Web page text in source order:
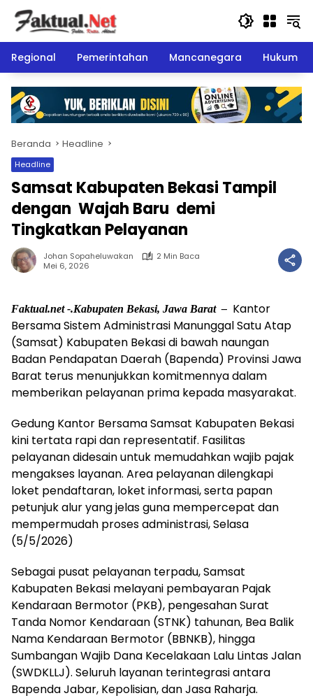
Langsung
konten
Regional
Pemerintahan Mancanegara Hukum
Beranda Headline
Headline
Samsat Kabupaten Bekasi Tampil
dengan Wajah Baru demi
Tingkatkan Pelayanan
Johan Sopaheluwakan
2 Min Baca
Mei 6, 2026
Faktual.net -.Kabupaten Bekasi, Jawa Barat – Kantor
Bersama Sistem Administrasi Manunggal Satu Atap
(Samsat) Kabupaten Bekasi di bawah naungan
Badan Pendapatan Daerah (Bapenda) Provinsi Jawa
Barat terus menunjukkan komitmennya dalam
memberikan pelayanan prima kepada masyarakat.
Gedung Kantor Bersama Samsat Kabupaten Bekasi
kini tertata rapi dan representatif. Fasilitas
pelayanan didesain untuk memudahkan wajib pajak
mengakses layanan. Area pelayanan dilengkapi
loket pendaftaran, loket informasi, serta papan
petunjuk alur yang jelas guna mempercepat dan
mempermudah proses administrasi, Selasa
(5/5/2026)
Sebagai pusat pelayanan terpadu, Samsat
Kabupaten Bekasi melayani pembayaran Pajak
Kendaraan Bermotor (PKB), pengesahan Surat
Tanda Nomor Kendaraan (STNK) tahunan, Bea Balik
Nama Kendaraan Bermotor (BBNKB), hingga
Sumbangan Wajib Dana Kecelakaan Lalu Lintas Jalan
(SWDKLLJ). Seluruh layanan terintegrasi antara
Bapenda Jabar, Kepolisian, dan Jasa Raharja.